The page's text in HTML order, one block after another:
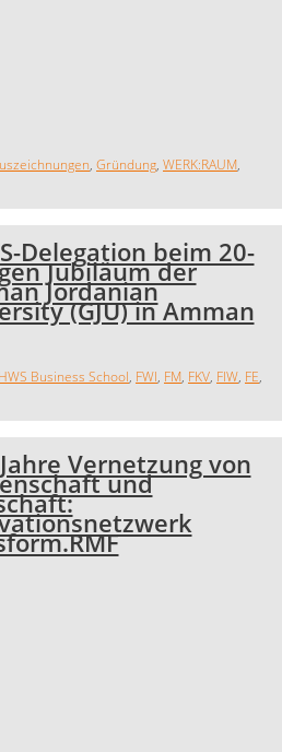
, Gründung, WERK:RAUM,
Delegation beim 20-
Jubiläum der
Jordanian
(GJU) in Amman
Business School, FWI, FM, FKV, FIW, FE,
Vernetzung von
und